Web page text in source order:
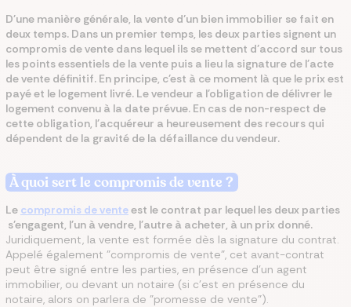
D'une manière générale, la vente d’un bien immobilier se fait en
deux temps. Dans un premier temps, les deux parties signent un
compromis de vente dans lequel ils se mettent d’accord sur tous
les points essentiels de la vente puis a lieu la signature de l'acte
de vente définitif. En principe, c'est à ce moment là que le prix est
payé et le logement livré. Le vendeur a l'obligation de délivrer le
logement convenu à la date prévue. En cas de non-respect de
cette obligation, l'acquéreur a heureusement des recours qui
dépendent de la gravité de la défaillance du vendeur.
À quoi sert le compromis de vente ?
Le compromis de venteest le contrat par lequel les deux parties
s'engagent, l'un à vendre, l'autre à acheter, à un prix donné.
Juridiquement, la vente est formée dès la signature du contrat.
Appelé également "compromis de vente", cet avant-contrat
peut être signé entre les parties, en présence d'un agent
immobilier, ou devant un notaire (si c'est en présence du
notaire, alors on parlera de "promesse de vente").